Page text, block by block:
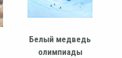
Белый медведь
олимпиады